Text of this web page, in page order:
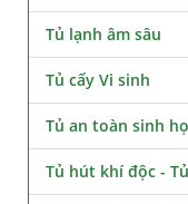
Tủ lạnh âm sâu
Tủ cấy Vi sinh
Tủ an toàn sinh
Tủ hút khí độc -